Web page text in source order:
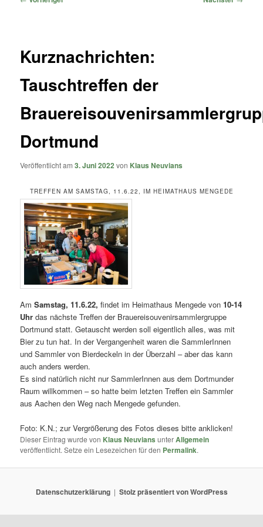
Kurznachrichten:
Tauschtreffen der
Dortmund
Veröffentlicht am3. Juni 2022von Klaus Neuvians
TREFFEN AM SAMSTAG, 11.6.22, IM HEIMATHAUS MENGEDE
AmSamstag, 11.6.22, findet im Heimathaus Mengede von10-14
Uhr das nächste Treffen der Brauereisouvenirsammlergruppe
Dortmund statt. Getauscht werden soll eigentlich alles, was mit
Bier zu tun hat. In der Vergangenheit waren die SammlerInnen
und Sammler von Bierdeckeln in der Überzahl – aber das kann
auch anders werden.
Es sind natürlich nicht nur SammlerInnen aus dem Dortmunder
Raum willkommen – so hatte beim letzten Treffen ein Sammler
aus Aachen den Weg nach Mengede gefunden.
Foto: K.N.; zur Vergrößerung des Fotos dieses bitte anklicken!
Dieser Eintrag wurde von Klaus Neuvians unterAllgemein
veröffentlicht. Setze ein Lesezeichen für den Permalink.
Datenschutzerklärung Stolz präsentiert von WordPress